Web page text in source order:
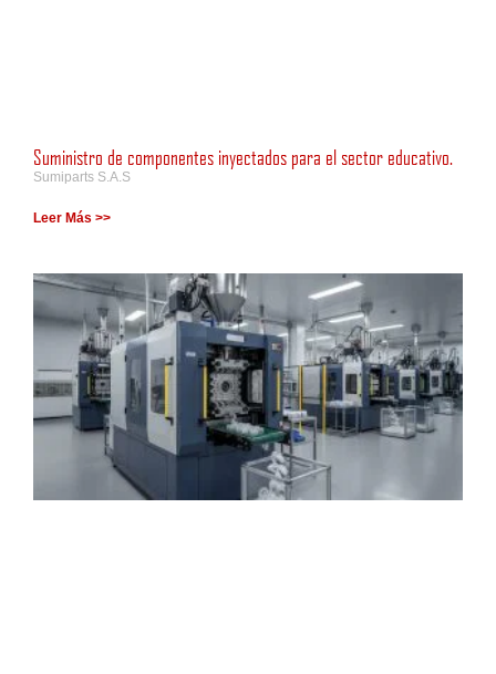
Suministro de componentes inyectados para el sector educativo.
Sumiparts S.A.S
Leer Más >>